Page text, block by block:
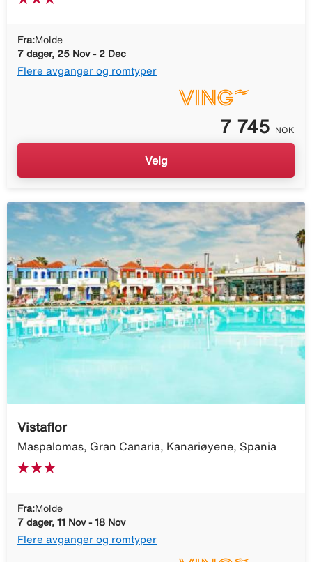
Fra:Molde
7 dager, 25 Nov - 2 Dec
Flere avganger og romtyper
7 745 NOK
Velg
Vistaflor
Maspalomas, Gran Canaria, Kanariøyene, Spania
Fra:Molde
7 dager, 11 Nov - 18 Nov
Flere avganger og romtyper